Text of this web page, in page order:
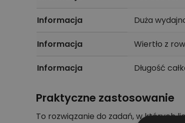
Informacja Duża
Informacja Wiertło z
Informacja Długość
Praktyczne zastosowanie
To rozwiązanie do zadań, w których